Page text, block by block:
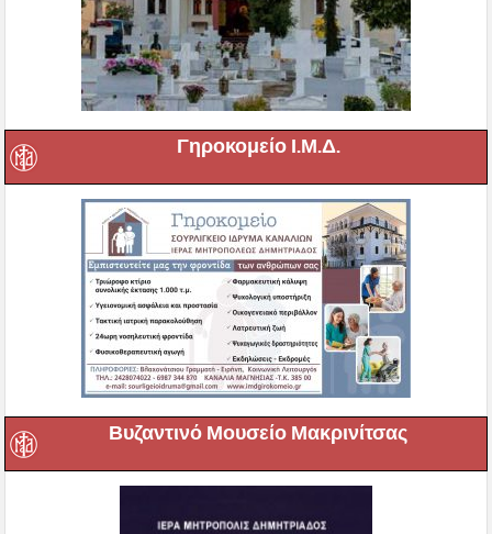
Γηροκομείο Ι.Μ.Δ.
Βυζαντινό Μουσείο Μακρινίτσας